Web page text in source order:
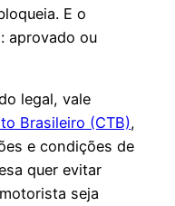
E o
aprovado ou
legal, vale
Brasileiro (CTB),
e condições de
quer evitar
seja